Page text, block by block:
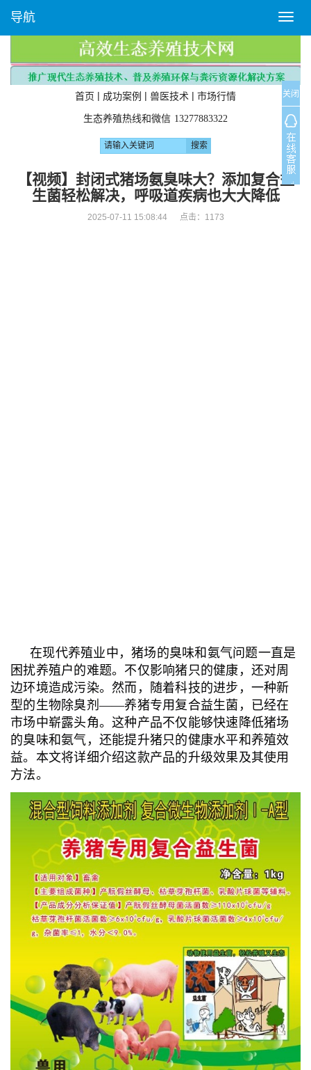
T
o
g
l
e
n
a
v
i
g
a
导航
首页 | 成功案例 | 兽医技术 | 市场行情
生态养殖热线和微信 13277883322
【视频】封闭式猪场氨臭味大？添加复合益
生菌轻松解决，呼吸道疾病也大大降低
2025-07-11 15:08:44 点击： 1173
在现代养殖业中，猪场的臭味和氨气问题一直是
困扰养殖户的难题。不仅影响猪只的健康，还对周
边环境造成污染。然而，随着科技的进步，一种新
型的生物除臭剂——养猪专用复合益生菌，已经在
市场中崭露头角。这种产品不仅能够快速降低猪场
的臭味和氨气，还能提升猪只的健康水平和养殖效
益。本文将详细介绍这款产品的升级效果及其使用
方法。
关闭